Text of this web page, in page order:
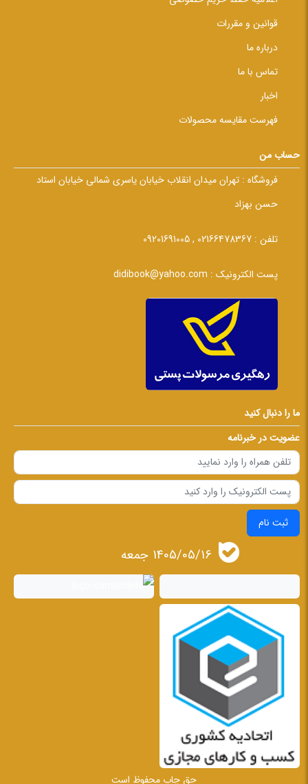
قوانین و مقررات
درباره ما
تماس با ما
اخبار
فهرست مقایسه محصولات
حساب من
فروشگاه : تهران میدان انقلاب خیابان یاسری شمالی خیابان استاد
حسن بهزاد
تلفن : 02166478367 , 09201691005
پست الکترونیک : didibook@yahoo.com
ما را دنبال کنید
عضویت در خبرنامه
ثبت نام
1405/05/16 جمعه
حق چاپ محفوظ است